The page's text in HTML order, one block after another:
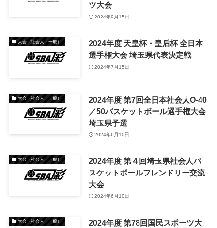
ツ大会
2024年9月15日
大会（社会人・一般）
2024年度 天皇杯・皇后杯 全日本
選手権大会 埼玉県代表決定戦
2024年7月15日
大会（社会人・一般）
2024年度 第7回全日本社会人O-40
／50バスケットボール選手権大会
埼玉県予選
2024年6月10日
大会（社会人・一般）
2024年度 第４回埼玉県社会人バ
スケットボールフレンドリー交流
大会
2024年6月10日
大会（社会人・一般）
2024年度 第78回国民スポーツ大